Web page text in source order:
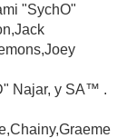
"SychO"
Najar, y SA™ .